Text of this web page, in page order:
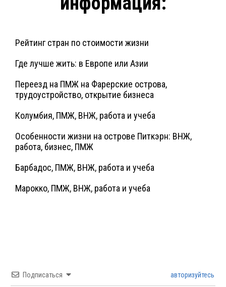
Рейтинг стран по стоимости жизни
Где лучше жить: в Европе или Азии
Переезд на ПМЖ на Фарерские острова,
трудоустройство, открытие бизнеса
Колумбия, ПМЖ, ВНЖ, работа и учеба
Особенности жизни на острове Питкэрн: ВНЖ,
работа, бизнес, ПМЖ
Барбадос, ПМЖ, ВНЖ, работа и учеба
Марокко, ПМЖ, ВНЖ, работа и учеба
Подписаться авторизуйтесь